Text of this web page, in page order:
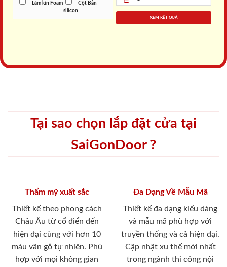
Làm kín Foam
Cột Bắn
silicon
XEM KẾT QUẢ
Tại sao chọn lắp đặt cửa tại
SaiGonDoor ?
Thẩm mỹ xuất sắc
Thiết kế theo phong cách
Châu Âu từ cổ điển đến
hiện đại cùng với hơn 10
màu vân gỗ tự nhiên. Phù
hợp với mọi không gian
Đa Dạng Về Mẫu Mã
Thiết kế đa dạng kiểu dáng
và mẫu mã phù hợp với
truyền thống và cả hiện đại.
Cập nhật xu thế mới nhất
trong ngành thi công nội